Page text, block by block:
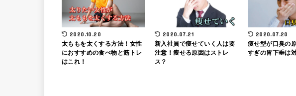
2020.10.20
太ももを太くする方法！女性
におすすめの食べ物と筋トレ
はこれ！
2020.07.21
新入社員で痩せていく人は要
注意！痩せる原因はストレ
ス？
2020.07.20
痩せ型が口臭の
すぎの胃下垂は